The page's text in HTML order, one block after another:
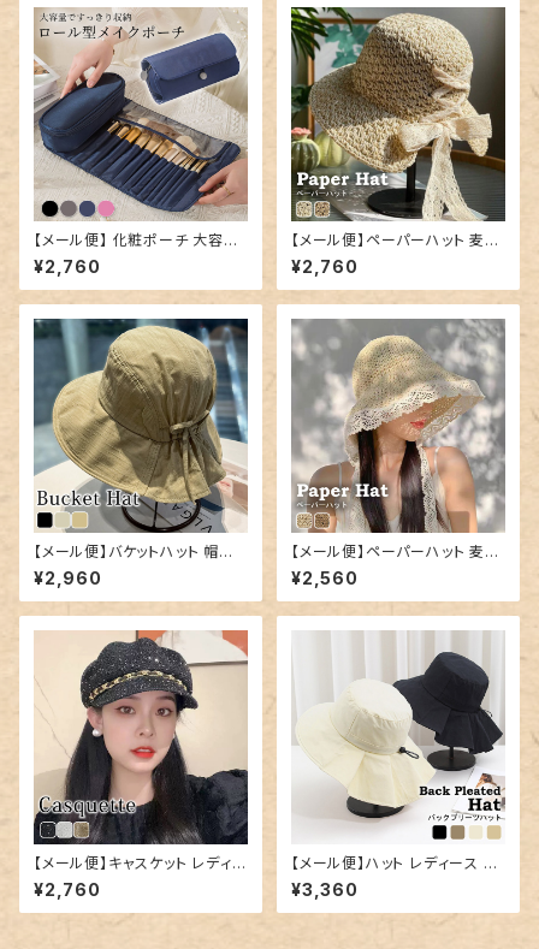
【メール便】 化粧ポーチ 大容量
持ち運び 鞄／bag332
¥2,760
【メール便】ペーパーハット 麦わ
ら帽子 レディース リボン 折りた
たみ／hat324
¥2,760
【メール便】バケットハット 帽子
レディース リボン つば広／hat
325
¥2,960
【メール便】ペーパーハット 麦わ
ら帽子 レディース つば広帽子
リボン／hat326
¥2,560
【メール便】キャスケット レディー
ス 帽子 キャップ ハット／hat32
7
¥2,760
【メール便】ハット レディース プ
リーツ ストラップ つば広／hat3
28
¥3,360